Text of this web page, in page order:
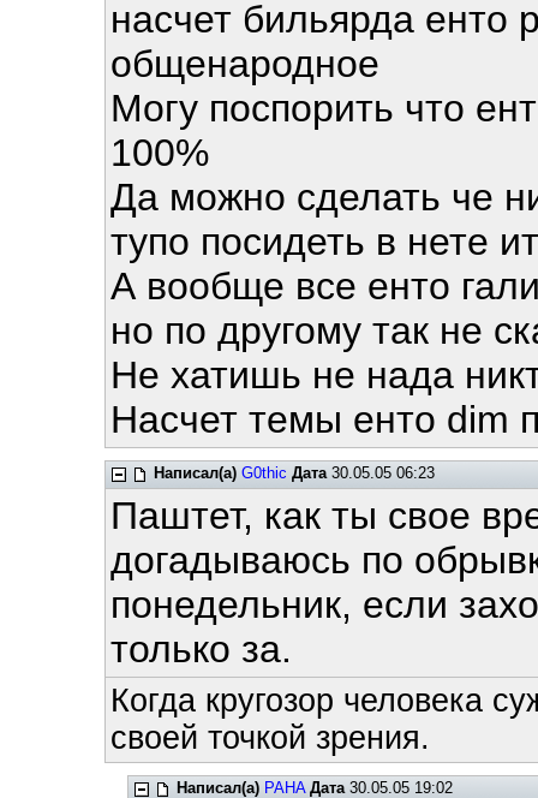
насчет бильярда енто
общенародное
Могу поспорить что
100%
Да можно сделать че
тупо посидеть в нете
А вообще все енто
но по другому так не
Не хатишь не нада
Насчет темы енто dim
Написал(а) G0thic Дата30.05.05 06:23
Паштет, как ты свое
догадываюсь по
понедельник, если
только за.
Когда кругозор человека
своей точкой зрения.
Написал(а) PAHA Дата30.05.05 19:02